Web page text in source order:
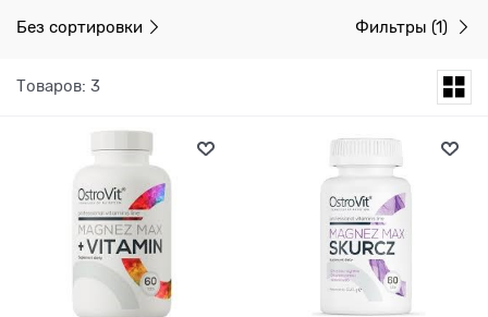
Без сортировки Фильтры (1)
Товаров: 3